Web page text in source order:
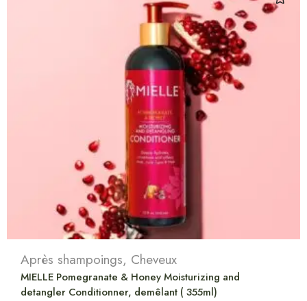
Après shampoings, Cheveux
MIELLE Pomegranate & Honey Moisturizing and
detangler Conditionner, demêlant ( 355ml)